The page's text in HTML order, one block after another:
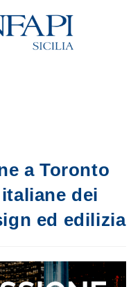
a Toronto
dei
ed edilizia